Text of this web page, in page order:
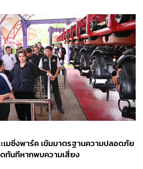
มซิ่งพาร์ค เข้มมาตรฐานความปลอดภัย
ทันทีหากพบความเสี่ยง